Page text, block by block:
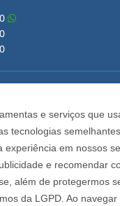
e serviços que
tecnologias
experiência em nossos
e recomendar
além de protegermos
da LGPD. Ao navegar
do Forte, 1622, Centro
- Rio Grande do Sul